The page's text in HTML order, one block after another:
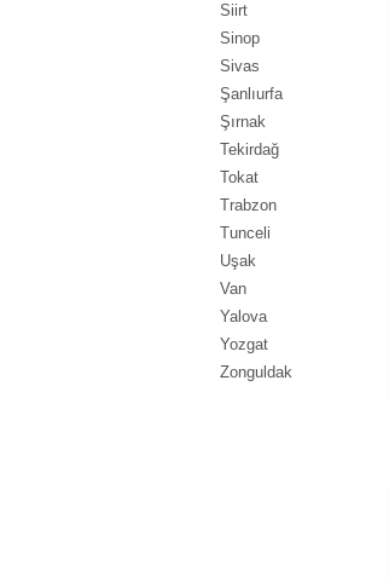
Siirt
Sinop
Sivas
Şanlıurfa
Şırnak
Tekirdağ
Tokat
Trabzon
Tunceli
Uşak
Van
Yalova
Yozgat
Zonguldak